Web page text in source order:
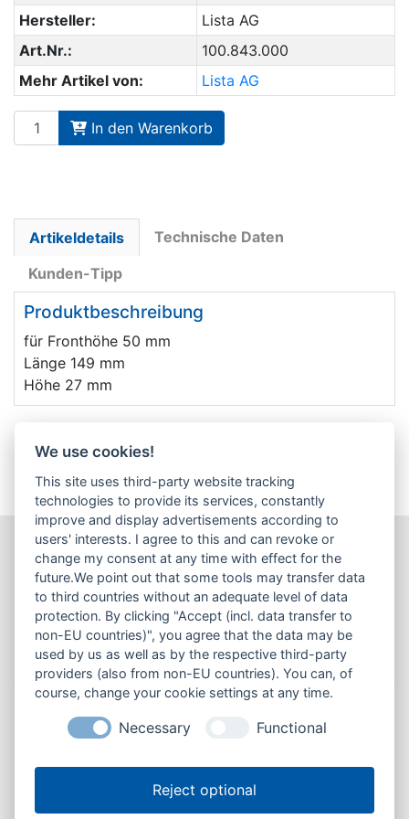
Hersteller:
Lista AG
Art.Nr.:
100.843.000
Mehr Artikel von:
Lista AG
In den Warenkorb
Artikeldetails
Technische Daten
Kunden-Tipp
Produktbeschreibung
für Fronthöhe 50 mm
Länge 149 mm
Höhe 27 mm
Die angebotenen Waren und Dienstleistungen richten sich
ausschließlich an Unternehmer, die die Ware oder Leistungen in ihrer
selbstständigen, beruflichen oder gewerblichen oder in ihrer
behördlichen und dienstlichen Tätigkeit verwenden.» Definition
Verbraucher / Unternehmer
Versandkosten & Lieferzeit
Cookie-Einstellungen ändern
Unsere AGB
Impressum
Kontakt
Lieferzeit
Einkaufsbedingungen
We use cookies!
This site uses third-party website tracking
technologies to provide its services, constantly
improve and display advertisements according to
users' interests. I agree to this and can revoke or
change my consent at any time with effect for the
future.We point out that some tools may transfer data
to third countries without an adequate level of data
protection. By clicking "Accept (incl. data transfer to
non-EU countries)", you agree that the data may be
used by us as well as by the respective third-party
providers (also from non-EU countries). You can, of
course, change your cookie settings at any time.
Necessary Functional
Reject optional